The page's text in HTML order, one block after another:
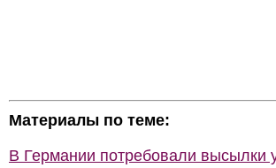
Материалы по теме:
В Германии потребовали высылки